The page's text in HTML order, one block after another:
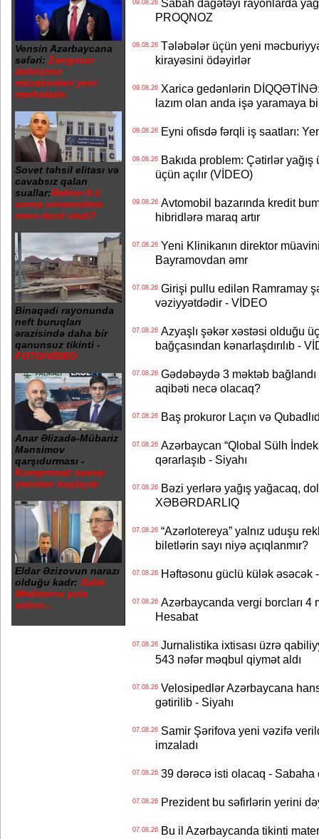
Vensin Azərbaycana
səfəri: Zəngəzur
dəhlizinin
müzakirələri yeni
mərhələdə
Sovet təhsil elitası və
cavabsız qalan
suallar:Rektor 6 il
sonra universitetə
necə daxil olub?
Binəqədi rayonunda
neft buruqları
ərazisində daha bir
qanunsuz tikinti -
FOTO/VİDEO
Anar Əlizadə-Mübariz
Mənsimov
qarşıdurması -
Kompromat savaşı
yenidən başlayıb
Eldar Əzizovun narazı
olduğu kadr: Xalid
Ələkbərov yola
salınır...
09.08.26Sabah dağətəyi rayonlarda
PROQNOZ
09.08.26Tələbələr üçün yeni
kirayəsini ödəyirlər
09.08.26Xaricə gedənlərin DİQQƏTİNƏ:
lazım olan anda işə yaramaya
09.08.26Eyni ofisdə fərqli iş saatları:
09.08.26Bakıda problem: Çətirlər
üçün açılır (VİDEO)
09.08.26Avtomobil bazarında kredit
hibridlərə maraq artır
07.08.26Yeni Klinikanın direktor müavini
Bayramovdan əmr
07.08.26Girişi pullu edilən Ramramay
vəziyyətdədir - VİDEO
07.08.26Azyaşlı şəkər xəstəsi olduğu
bağçasından kənarlaşdırılıb -
07.08.26Gədəbəydə 3 məktəb
aqibəti necə olacaq?
07.08.26Baş prokuror Laçın və
07.08.26Azərbaycan “Qlobal Sülh
qərarlaşıb - Siyahı
07.08.26Bəzi yerlərə yağış yağacaq,
XƏBƏRDARLIQ
07.08.26“Azərlotereya” yalnız uduşu
biletlərin sayı niyə açıqlanmır?
07.08.26Həftəsonu güclü külək əsəcək
07.08.26Azərbaycanda vergi borcları 4
Hesabat
07.08.26Jurnalistika ixtisası üzrə
543 nəfər məqbul qiymət aldı
07.08.26Velosipedlər Azərbaycana
gətirilib - Siyahı
07.08.26Samir Şərifova yeni vəzifə
imzaladı
07.08.2639 dərəcə isti olacaq - Sabaha
07.08.26Prezident bu səfirlərin yerini
07.08.26Bu il Azərbaycanda tikinti